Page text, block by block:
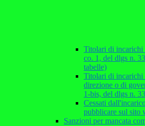
Titolari di
co. 1, del dlgs n.
tabelle)
Titolari di incarichi
direzione o di
1-bis, del dlgs n.
Cessati
pubblicare sul sito
Sanzioni per mancata